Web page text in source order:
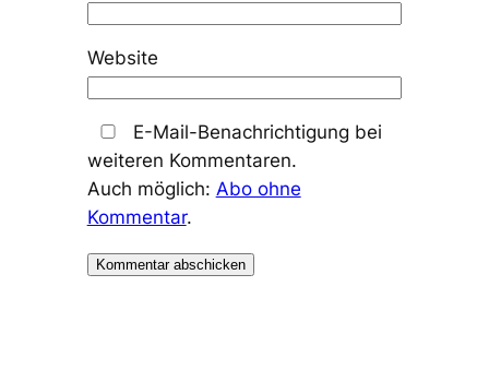
Website
E-Mail-Benachrichtigung bei
weiteren Kommentaren.
Auch möglich: Abo ohne
Kommentar.